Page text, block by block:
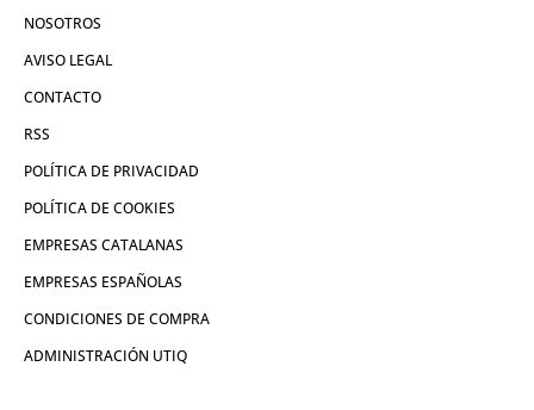
NOSOTROS
AVISO LEGAL
CONTACTO
RSS
POLÍTICA DE PRIVACIDAD
POLÍTICA DE COOKIES
EMPRESAS CATALANAS
EMPRESAS ESPAÑOLAS
CONDICIONES DE COMPRA
ADMINISTRACIÓN UTIQ